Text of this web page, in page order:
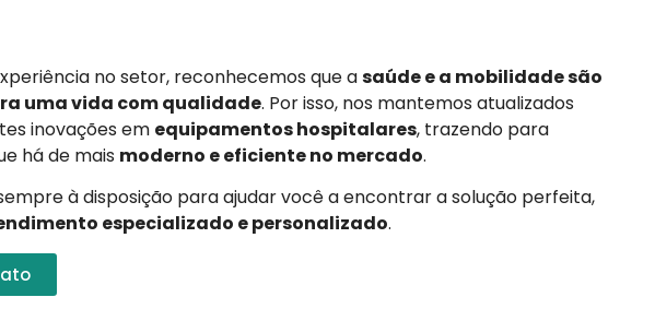
no setor, reconhecemos que asaúde e a mobilidade são
uma vida com qualidade. Por isso, nos mantemos atualizados
inovações em equipamentos hospitalares, trazendo para
há de mais moderno e eficiente no mercado.
à disposição para ajudar você a encontrar a solução perfeita,
especializado e personalizado.